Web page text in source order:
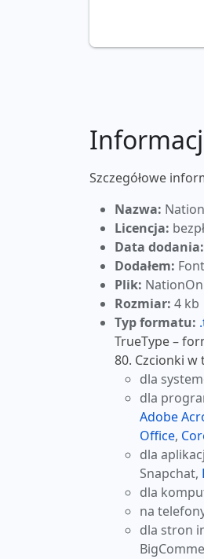
Szczegółowe
Nazwa:
Licencja:
Data dodania:
Dodałem:
Plik:
Rozmiar: 4 kb
Typ formatu:
TrueType –
80. Czcionki w
dla
dla
Adobe
Office,
dla
Snapchat,
dla
na
dla stron